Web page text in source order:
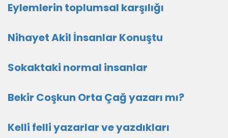
Eylemlerin toplumsal karşılığı
Nihayet Akil İnsanlar Konuştu
Sokaktaki normal insanlar
Bekir Coşkun Orta Çağ yazarı mı?
Kelli felli yazarlar ve yazdıkları